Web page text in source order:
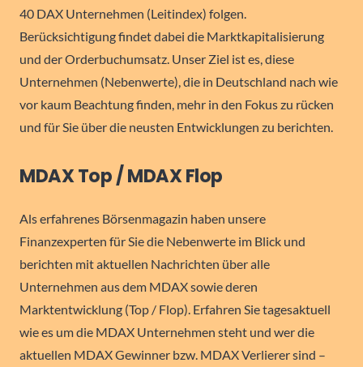
40 DAX Unternehmen (Leitindex) folgen.
Berücksichtigung findet dabei die Marktkapitalisierung
und der Orderbuchumsatz. Unser Ziel ist es, diese
Unternehmen (Nebenwerte), die in Deutschland nach wie
vor kaum Beachtung finden, mehr in den Fokus zu rücken
und für Sie über die neusten Entwicklungen zu berichten.
MDAX Top / MDAX Flop
Als erfahrenes Börsenmagazin haben unsere
Finanzexperten für Sie die Nebenwerte im Blick und
berichten mit aktuellen Nachrichten über alle
Unternehmen aus dem MDAX sowie deren
Marktentwicklung (Top / Flop). Erfahren Sie tagesaktuell
wie es um die MDAX Unternehmen steht und wer die
aktuellen MDAX Gewinner bzw. MDAX Verlierer sind –